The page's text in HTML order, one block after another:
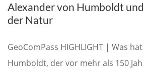
Alexander von Humboldt
der Natur
GeoComPass HIGHLIGHT | Was
Humboldt, der vor mehr als 150